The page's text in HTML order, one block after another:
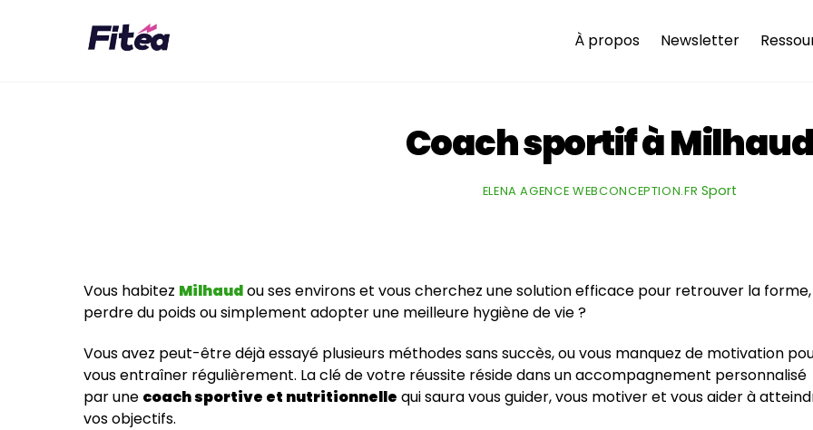
À propos Newsletter
Coach sportif à
ELENA AGENCE WEBCONCEPTION.FR Sport
Vous habitez Milhaudou ses environs et vous cherchez une solution efficace pour retrouver la forme,
perdre du poids ou simplement adopter une meilleure hygiène de vie ?
Vous avez peut-être déjà essayé plusieurs méthodes sans succès, ou vous manquez de motivation
vous entraîner régulièrement. La clé de votre réussite réside dans un accompagnement personnalisé
par une coach sportive et nutritionnelle qui saura vous guider, vous motiver et vous aider à
vos objectifs.